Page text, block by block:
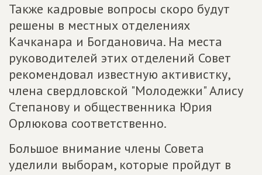
Также кадровые вопросы скоро будут
решены в местных отделениях
Качканара и Богдановича. На места
руководителей этих отделений Совет
рекомендовал известную активистку,
члена свердловской "Молодежки" Алису
Степанову и общественника Юрия
Орлюкова соответственно.
Большое внимание члены Совета
уделили выборам, которые пройдут в